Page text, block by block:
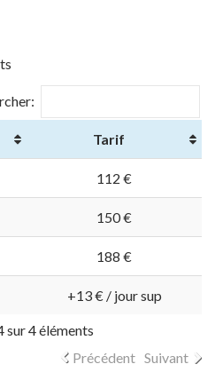
Tarif
112 €
150 €
188 €
+13 € / jour sup
sur 4 éléments
Précédent Suivant